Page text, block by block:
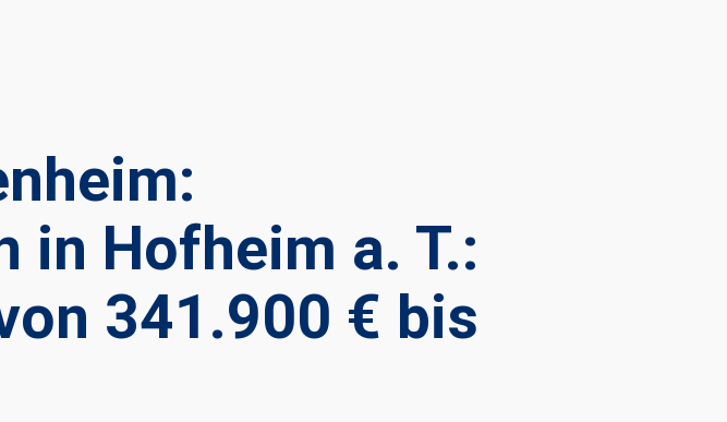
in Hofheim a. T.:
341.900 € bis